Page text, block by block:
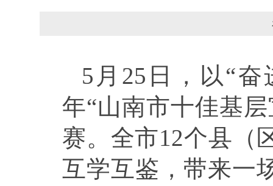
5月25日，以“
年“山南市十佳基
赛。全市12个县（
互学互鉴，带来一